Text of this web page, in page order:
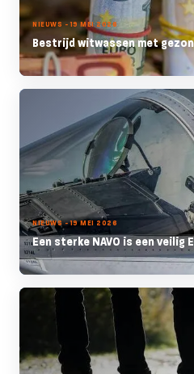
NIEUWS - 19 MEI 2026
Bestrijd witwassen met
NIEUWS - 19 MEI 2026
Een sterke NAVO is een veilig